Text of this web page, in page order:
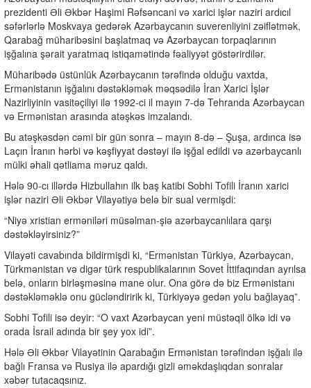
prezidenti Əli Əkbər Haşimi Rəfsəncani və xarici işlər naziri ardıcıl
səfərlərlə Moskvaya gedərək Azərbaycanın suverenliyini zəiflətmək,
Qarabağ müharibəsini başlatmaq və Azərbaycan torpaqlarının
işğalına şərait yaratmaq istiqamətində fəaliyyət göstərirdilər.
Müharibədə üstünlük Azərbaycanın tərəfində olduğu vaxtda,
Ermənistanın işğalını dəstəkləmək məqsədilə İran Xarici İşlər
Nazirliyinin vasitəçiliyi ilə 1992-ci il mayın 7-də Tehranda Azərbaycan
və Ermənistan arasında atəşkəs imzalandı.
Bu atəşkəsdən cəmi bir gün sonra – mayın 8-də – Şuşa, ardınca isə
Laçın İranın hərbi və kəşfiyyat dəstəyi ilə işğal edildi və azərbaycanlı
mülki əhali qətliama məruz qaldı.
Hələ 90-cı illərdə Hizbullahın ilk baş katibi Sobhi Tofili İranın xarici
işlər naziri Əli Əkbər Vilayətiyə belə bir sual vermişdi:
“Niyə xristian erməniləri müsəlman-şiə azərbaycanlılara qarşı
dəstəkləyirsiniz?”
Vilayəti cavabında bildirmişdi ki, “Ermənistan Türkiyə, Azərbaycan,
Türkmənistan və digər türk respublikalarının Sovet İttifaqından ayrılsa
belə, onların birləşməsinə mane olur. Ona görə də biz Ermənistanı
dəstəkləməklə onu gücləndiririk ki, Türkiyəyə gedən yolu bağlayaq”.
Sobhi Tofili isə deyir: “O vaxt Azərbaycan yeni müstəqil ölkə idi və
orada İsrail adında bir şey yox idi”.
Hələ Əli Əkbər Vilayətinin Qarabağın Ermənistan tərəfindən işğalı ilə
bağlı Fransa və Rusiya ilə apardığı gizli əməkdaşlıqdan sonralar
xəbər tutacaqsınız.